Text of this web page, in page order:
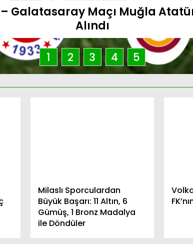
Galatasaray Maçı Muğla
Alındı
1 2 3 4 5
Milaslı Sporculardan
Büyük Başarı: 11 Altın, 6
Gümüş, 1 Bronz Madalya
ile Döndüler